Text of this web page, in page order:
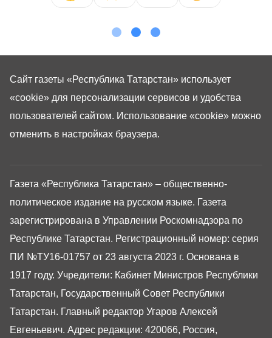
Газета «Республика Татарстан» – общественно-
политическое издание на русском языке. Газета
зарегистрирована в Управлении Роскомнадзора по
Республике Татарстан. Регистрационный номер: серия
ПИ №ТУ16-01757 от 23 августа 2023 г. Основана в
1917 году. Учредители: Кабинет Министров Республики
Татарстан, Государственный Совет Республики
Татарстан. Главный редактор Угаров Алексей
Евгеньевич. Адрес редакции: 420066, Россия,
Сайт газеты «Республика Татарстан» использует
«cookie» для персонализации сервисов и удобства
пользователей сайтом. Использование «cookie» можно
отменить в настройках браузера.